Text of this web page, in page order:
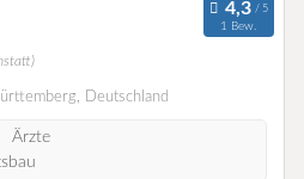
1 Bew.
Deutschland
Ärzte